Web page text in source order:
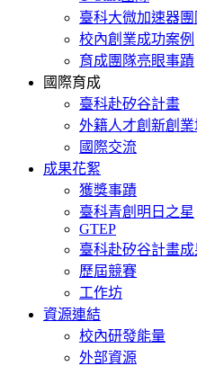
臺科大微加速器團
校內創業成功案例
育成團隊亮眼事蹟
國際育成
臺科赴矽谷計畫
外籍人才創新創
國際交流
成果花絮
獲獎事蹟
臺科青創明日之星
GTEP
臺科赴矽谷計畫
歷屆競賽
工作坊
資源連結
校內研發能量
外部資源